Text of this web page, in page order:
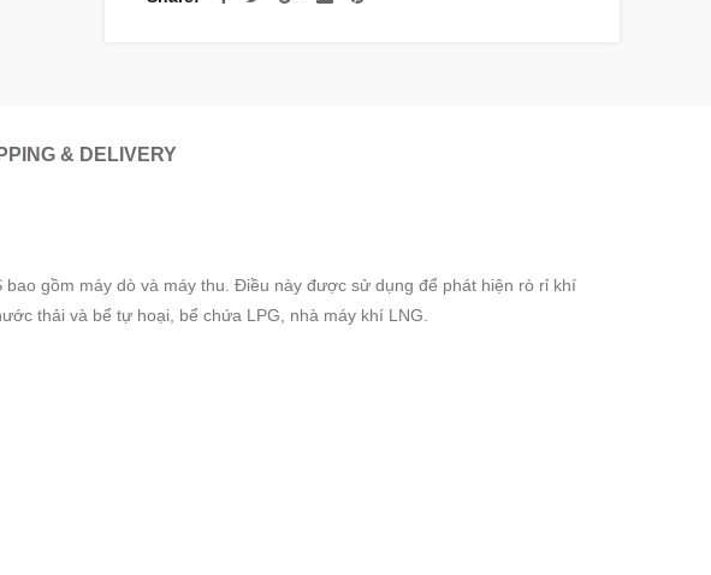
& DELIVERY
gồm máy dò và máy thu. Điều này được sử dụng để phát hiện rò rỉ khí
thải và bể tự hoại, bể chứa LPG, nhà máy khí LNG.